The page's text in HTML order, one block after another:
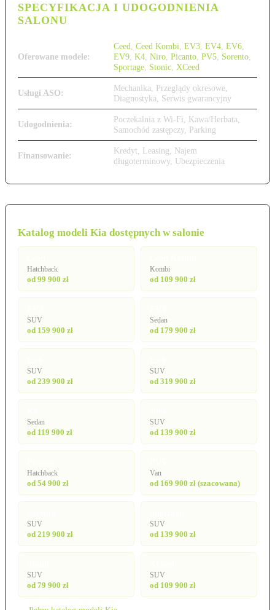
SPECYFIKACJA I UDOGODNIENIA
SALONU
Oferowane modele:
Ceed Ceed Kombi EV3 EV4 EV6
EV9 K4 Niro Picanto PV5 Sorento
Sportage Stonic XCeed
Usługi ASO:
Mechanika, Przeglądy okresowe,
Diagnostyka, Serwis gwarancyjny
Udogodnienia:
Poczekalnia z Wi-Fi, Kawa/Herbata,
Samochód zastępczy, Parking
Finansowanie:
Kredyt, Leasing, Najem
długoterminowy, Ubezpieczenia
Katalog modeli Kia dostępnych w salonie
Hatchback
od 99 900 zł
Kombi
od 109 900 zł
SUV
od 159 900 zł
Sedan
od 179 900 zł
SUV
od 239 900 zł
SUV
od 319 900 zł
Sedan
od 119 900 zł
SUV
od 139 900 zł
Hatchback
od 54 900 zł
Van
od 169 900 zł (szacowana)
SUV
od 219 900 zł
SUV
od 139 900 zł
SUV
od 79 900 zł
SUV
od 109 900 zł